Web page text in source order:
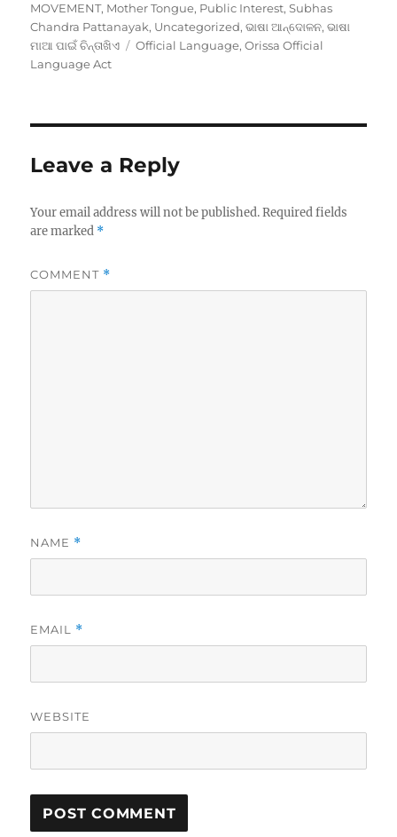
MOVEMENT, Mother Tongue, Public Interest,Subhas
Chandra Pattanayak, Uncategorized,ଭାଷା ଆନ୍ଦୋଳନ,ଭାଷା
ମାଆ ପାଇଁ ଚିନ୍ତାଖିଏ
Tags
Official Language,Orissa Official
Language Act
Leave a Reply
Your email address will not be published. Required fields
are marked *
COMMENT *
NAME *
EMAIL *
WEBSITE